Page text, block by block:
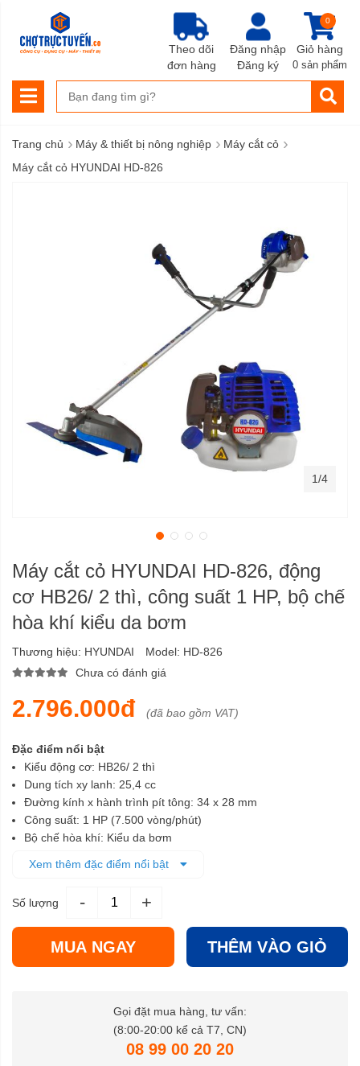
Đăng nhập
Đăng ký
Giỏ hàng
0
0 sản phẩm
Theo dõi
đơn hàng
Trang chủ › Máy & thiết bị nông nghiệp › Máy cắt cỏ ›
Máy cắt cỏ HYUNDAI HD-826
Máy cắt cỏ HYUNDAI HD-826, động
cơ HB26/ 2 thì, công suất 1 HP, bộ chế
hòa khí kiểu da bơm
Thương hiệu: HYUNDAI Model: HD-826
Chưa có đánh giá
2.796.000đ (đã bao gồm VAT)
Đặc điểm nổi bật
Kiểu động cơ: HB26/ 2 thì
Dung tích xy lanh: 25,4 cc
Đường kính x hành trình pít tông: 34 x 28 mm
Công suất: 1 HP (7.500 vòng/phút)
Bộ chế hòa khí: Kiểu da bơm
Dung tích bình nhiên liệu: 0,75 lít
Kiểu liên kết truyền động: Bố ly hợp khô
Cần truyền động: 26 mm 9 khía
Trọng lượng: 5,8 Kg
Xem thêm đặc điểm nổi bật
Số lượng - +
MUA NGAY THÊM VÀO GIỎ
Gọi đặt mua hàng, tư vấn:
(8:00-20:00 kể cả T7, CN)
08 99 00 20 20
1/4